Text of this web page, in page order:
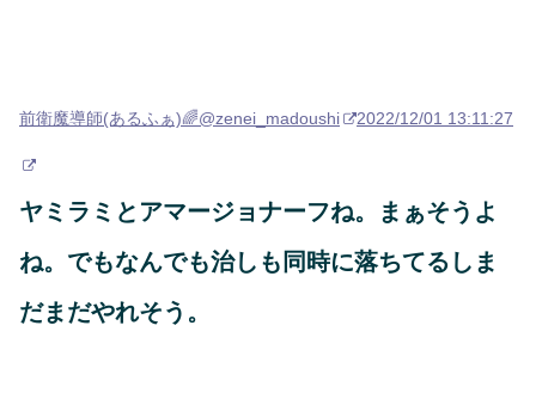
前衛魔導師(あるふぁ)🌈@zenei_madoushi 2022/12/01 13:11:27
ヤミラミとアマージョナーフね。まぁそうよ
ね。でもなんでも治しも同時に落ちてるしま
だまだやれそう。